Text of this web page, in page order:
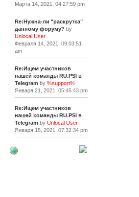
Марта 14, 2021, 04:27:59 pm
Re:Нужна-ли "раскрутка"
данному форуму? by
Unlocal User
Февраля 14, 2021, 09:03:51
am
Re:Ищем участников
нашей команды RU.PSI в
Telegram by %support%
Января 21, 2021, 05:45:43 pm
Re:Ищем участников
нашей команды RU.PSI в
Telegram by Unlocal User
Января 15, 2021, 07:32:34 pm